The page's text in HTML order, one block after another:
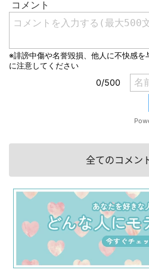
全てのコメン